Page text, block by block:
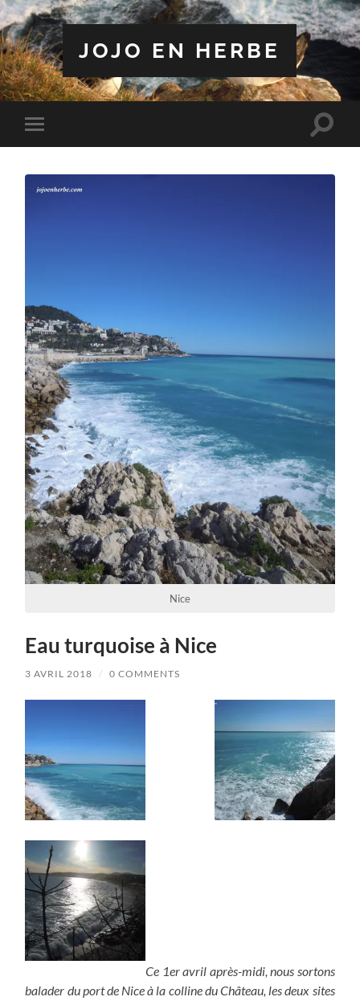
JOJO EN HERBE
Toggle
mobile
Toggle
Nice
Eau turquoise à Nice
3 AVRIL 2018 / 0 COMMENTS
Ce 1er avril après-midi, nous sortons
balader du port de Nice à la colline du Château, les deux sites